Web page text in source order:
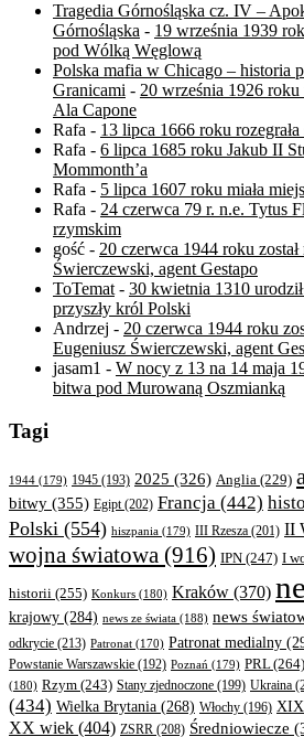
Tragedia Górnośląska cz. IV –
Górnośląska - 19 września 1939
pod Wólką Węglową
Polska mafia w Chicago – historia
Granicami - 20 września 1926 roku
Ala Capone
Rafa - 13 lipca 1666 roku
Rafa - 6 lipca 1685 roku Jakub II
Mommonth’a
Rafa - 5 lipca 1607 roku miała
Rafa - 24 czerwca 79 r. n.e. Tytus
rzymskim
gość - 20 czerwca 1944 roku
Świerczewski, agent Gestapo
ToTemat - 30 kwietnia 1310
przyszły król Polski
Andrzej - 20 czerwca 1944 roku
Eugeniusz Świerczewski, agent
jasam1 - W nocy z 13 na 14 maja
bitwa pod Murowaną Oszmianką
Tagi
1944 (179) 1945 (193) 2025 (326) Anglia (229)
bitwy (355) Egipt(202) Francja (442)
Polski (554) hiszpania (179) III Rzesza (201) II
wojna światowa (916) IPN (247) I
historii (255) Konkurs (180) Kraków (370)
krajowy (284) news ze świata (188) news
odkrycie (213) Patronat (170) Patronat medialny
Powstanie Warszawskie (192) Poznań (179) PRL(264)
(180) Rzym (243) Stany zjednoczone (199) Ukraina
(434) Wielka Brytania (268) Włochy (196)
XX wiek (404) ZSRR (208) Średniowiecze